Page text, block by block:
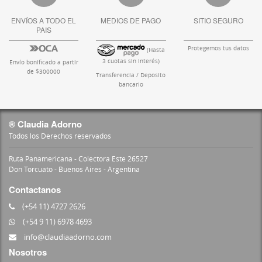
ENVÍOS A TODO EL
PAIS
Envío bonificado a partir
de $300000
MEDIOS DE PAGO
(Hasta
3 cuotas sin interés)
Transferencia / Deposito
bancario
SITIO SEGURO
Protegemos tus datos
® Claudia Adorno
Todos los Derechos reservados
Ruta Panamericana - Colectora Este 26527
Don Torcuato - Buenos Aires - Argentina
Contactanos
(+54 11) 4727 2626
(+54 9 11) 6978 4693
info@claudiaadorno.com
Nosotros